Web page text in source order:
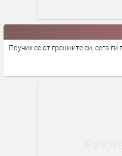
Поучих се от грешките си, сега